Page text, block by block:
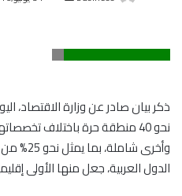
ذكر بيان صادر عن وزارة الاقتصاد،
نحو 40 منطقة حرة باختلاف
وأخرى
الدول العربية، جعل منها الأولى